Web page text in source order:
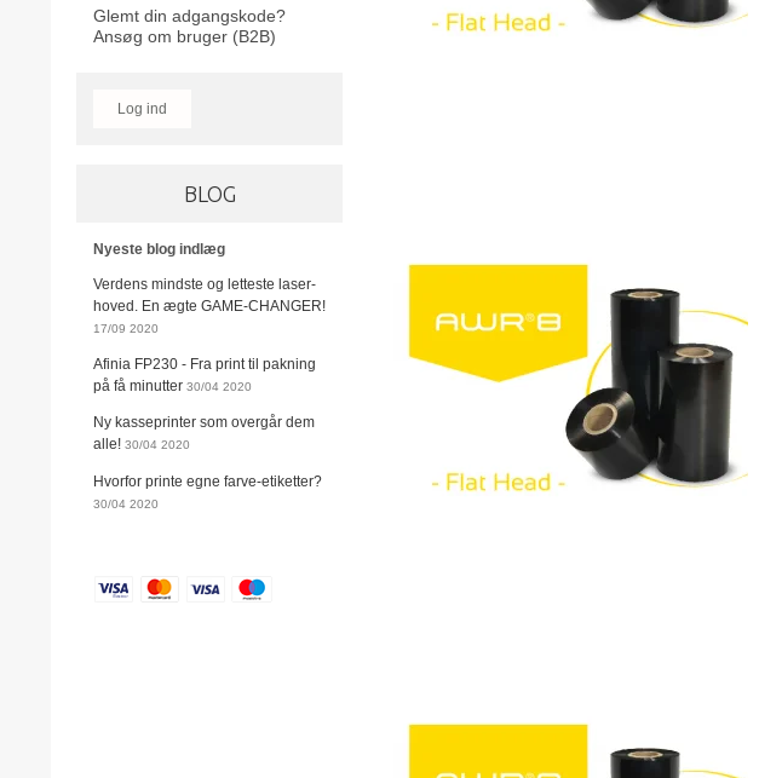
Glemt din adgangskode?
Ansøg om bruger (B2B)
Log ind
BLOG
Nyeste blog indlæg
Verdens mindste og letteste laser-
hoved. En ægte GAME-CHANGER!
17/09 2020
Afinia FP230 - Fra print til pakning
på få minutter 30/04 2020
Ny kasseprinter som overgår dem
alle! 30/04 2020
Hvorfor printe egne farve-etiketter?
30/04 2020